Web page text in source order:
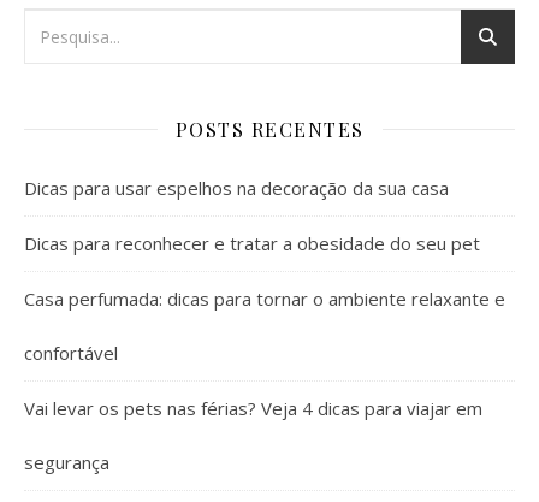
POSTS RECENTES
Dicas para usar espelhos na decoração da sua casa
Dicas para reconhecer e tratar a obesidade do seu pet
Casa perfumada: dicas para tornar o ambiente relaxante e
confortável
Vai levar os pets nas férias? Veja 4 dicas para viajar em
segurança